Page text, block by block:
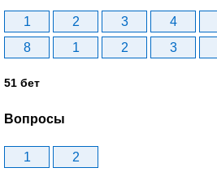
1 2 3 4
8
1 2 3
51 бет
Вопросы
1 2